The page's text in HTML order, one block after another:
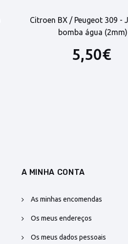
Citroen BX / Peugeot 309 -
bomba água (2mm)
5,50€
A MINHA CONTA
As minhas encomendas
Os meus endereços
Os meus dados pessoais